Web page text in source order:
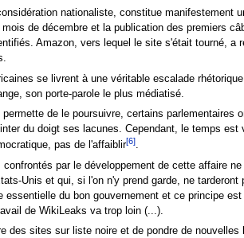
nationaliste, constitue
de décembre et la publication des premiers
Amazon, vers lequel le site s'était tourné,
se livrent à une véritable escalade
son porte-parole le plus médiatisé.
de le poursuivre, certains
du doigt ses lacunes. Cependant, le temps
pas de l'affaiblir[6].
confrontés par le développement de cette affaire
Unis et qui, si l'on n'y prend garde, ne
du bon gouvernement et ce principe
de WikiLeaks va trop loin (...).
des sites sur liste noire et de pondre de